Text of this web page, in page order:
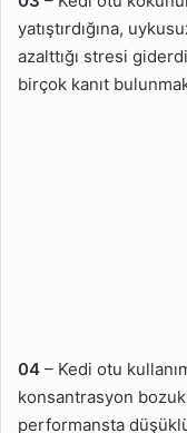
yatıştırdığına,
azalttığı stresi
birçok kanıt
04 – Kedi otu
konsantrasyon
performansta